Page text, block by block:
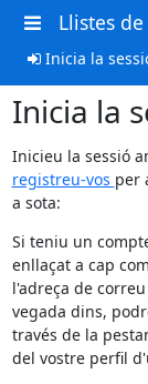
Llistes
Inicia la
Inicia la
Inicieu la sessió
registreu-vos per
a sota:
Si teniu un
enllaçat a cap
l'adreça de
vegada dins,
través de la
del vostre perfil